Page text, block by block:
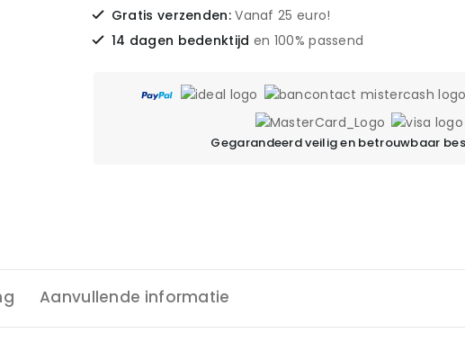
Gratis verzenden:Vanaf 25 euro!
14 dagen bedenktijd en 100% passend
Gegarandeerd veilig en betrouwbaar
Aanvullende informatie